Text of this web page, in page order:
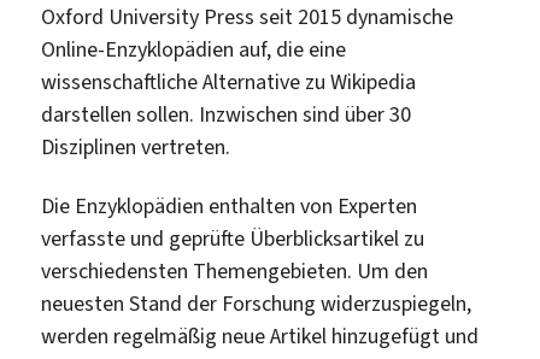
Oxford University Press seit 2015 dynamische
Online-Enzyklopädien auf, die eine
wissenschaftliche Alternative zu Wikipedia
darstellen sollen. Inzwischen sind über 30
Disziplinen vertreten.
Die Enzyklopädien enthalten von Experten
verfasste und geprüfte Überblicksartikel zu
verschiedensten Themengebieten. Um den
neuesten Stand der Forschung widerzuspiegeln,
werden regelmäßig neue Artikel hinzugefügt und